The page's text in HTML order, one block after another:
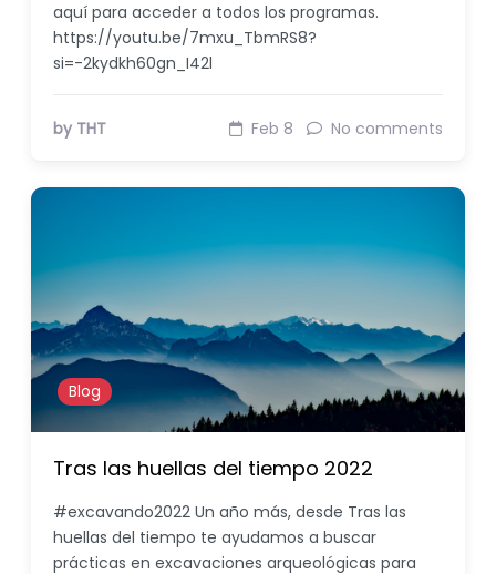
aquí para acceder a todos los programas.
https://youtu.be/7mxu_TbmRS8?
si=-2kydkh60gn_I42l
by THT Feb 8 No comments
Blog
Tras las huellas del tiempo 2022
#excavando2022 Un año más, desde Tras las
huellas del tiempo te ayudamos a buscar
prácticas en excavaciones arqueológicas para